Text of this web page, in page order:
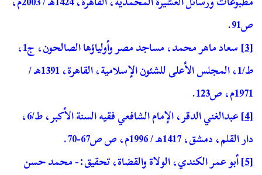
ص91.
[3]
سعاد ماهر محمد، مساجد مصر وأولياؤها الصالحون، ج1،
ط/1، المجلس الأعلى للشئون الإسلامية، القاهرة، 1391هـ /
1971م، ص123.
[4]
عبدالغني الدقر، الإمام الشافعي فقيه السنة الأكبر، ط/6،
دار القلم، دمشق، 1417هـ / 1996م، ص ص67-70.
[5] أبو عمر الكندي، الولاة والقضاة، تحقيق:- محمد حسن